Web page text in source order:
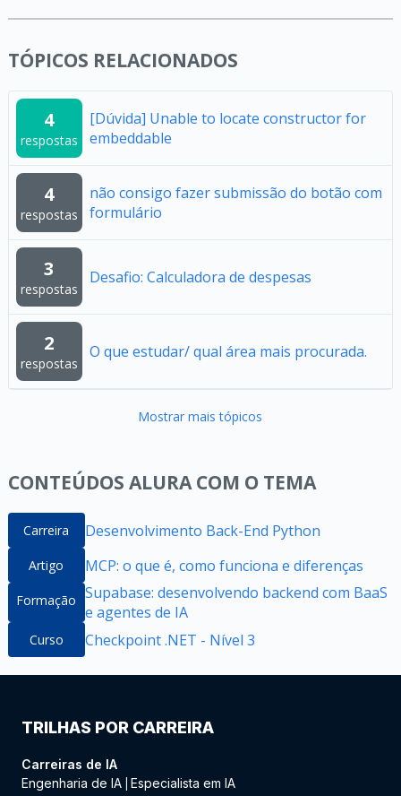
TÓPICOS RELACIONADOS
4
respostas
[Dúvida] Unable to locate constructor for
embeddable
4
respostas
não consigo fazer submissão do botão com
formulário
3
respostas
Desafio: Calculadora de despesas
2
respostas
O que estudar/ qual área mais procurada.
Mostrar mais tópicos
CONTEÚDOS ALURA COM O TEMA
Carreira Desenvolvimento Back-End Python
Artigo MCP: o que é, como funciona e diferenças
Formação Supabase: desenvolvendo backend com BaaS
e agentes de IA
Curso Checkpoint .NET - Nível 3
TRILHAS POR CARREIRA
Carreiras de IA
Engenharia de IA Especialista em IA